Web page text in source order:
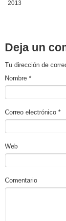
2013
Deja un
Tu dirección de
Nombre *
Correo electrónico *
Web
Comentario